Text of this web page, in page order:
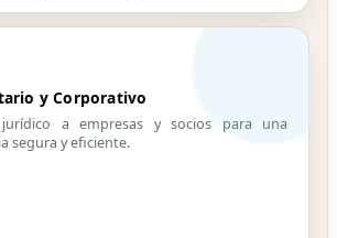
y Corporativo
jurídico a empresas y socios para una
segura y eficiente.